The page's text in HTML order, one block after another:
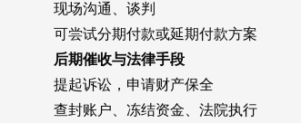
现场沟通、谈判
可尝试分期付款或延期付款方案
后期催收与法律手段
提起诉讼，申请财产保全
查封账户、冻结资金、法院执行